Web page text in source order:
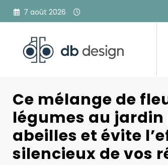
Aller
7 août 2026
Ce mélange de
légumes au
abeilles et évite
silencieux de vos